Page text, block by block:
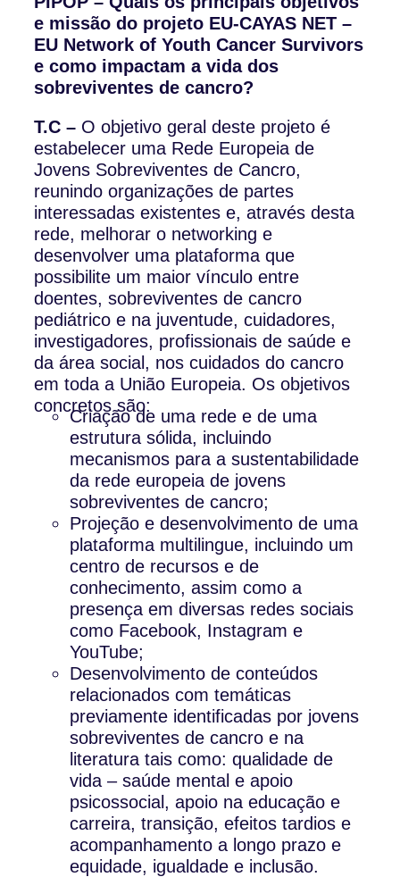
e missão do projeto EU-CAYAS NET –
EU Network of Youth Cancer Survivors
e como impactam a vida dos
sobreviventes de cancro?
T.C – O objetivo geral deste projeto é
estabelecer uma Rede Europeia de
Jovens Sobreviventes de Cancro,
reunindo organizações de partes
interessadas existentes e, através desta
rede, melhorar o networking e
desenvolver uma plataforma que
possibilite um maior vínculo entre
doentes, sobreviventes de cancro
pediátrico e na juventude, cuidadores,
investigadores, profissionais de saúde e
da área social, nos cuidados do cancro
em toda a União Europeia. Os objetivos
concretos são:
Criação de uma rede e de uma
estrutura sólida, incluindo
mecanismos para a sustentabilidade
da rede europeia de jovens
sobreviventes de cancro;
Projeção e desenvolvimento de uma
plataforma multilingue, incluindo um
centro de recursos e de
conhecimento, assim como a
presença em diversas redes sociais
como Facebook, Instagram e
YouTube;
Desenvolvimento de conteúdos
relacionados com temáticas
previamente identificadas por jovens
sobreviventes de cancro e na
literatura tais como: qualidade de
vida – saúde mental e apoio
psicossocial, apoio na educação e
carreira, transição, efeitos tardios e
acompanhamento a longo prazo e
equidade, igualdade e inclusão.